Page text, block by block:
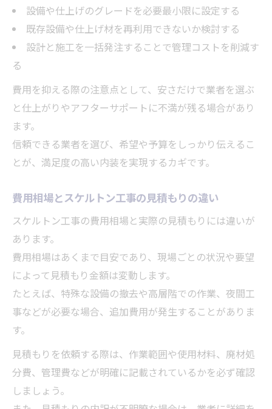
設備や仕上げのグレードを必要最小限に設定する
既存設備や仕上げ材を再利用できないか検討する
設計と施工を一括発注することで管理コストを削減す
る
費用を抑える際の注意点として、安さだけで業者を選ぶ
と仕上がりやアフターサポートに不満が残る場合があり
ます。
信頼できる業者を選び、希望や予算をしっかり伝えるこ
とが、満足度の高い内装を実現するカギです。
費用相場とスケルトン工事の見積もりの違い
スケルトン工事の費用相場と実際の見積もりには違いが
あります。
費用相場はあくまで目安であり、現場ごとの状況や要望
によって見積もり金額は変動します。
たとえば、特殊な設備の撤去や高層階での作業、夜間工
事などが必要な場合、追加費用が発生することがありま
す。
見積もりを依頼する際は、作業範囲や使用材料、廃材処
分費、管理費などが明確に記載されているかを必ず確認
しましょう。